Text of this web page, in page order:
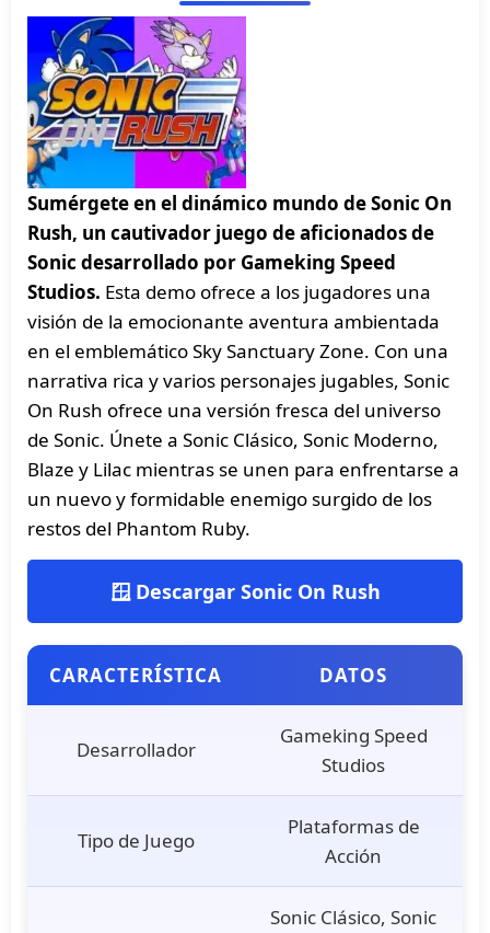
Sumérgete en el dinámico mundo de Sonic On
Rush, un cautivador juego de aficionados de
Sonic desarrollado por Gameking Speed
Studios. Esta demo ofrece a los jugadores una
visión de la emocionante aventura ambientada
en el emblemático Sky Sanctuary Zone. Con una
narrativa rica y varios personajes jugables, Sonic
On Rush ofrece una versión fresca del universo
de Sonic. Únete a Sonic Clásico, Sonic Moderno,
Blaze y Lilac mientras se unen para enfrentarse a
un nuevo y formidable enemigo surgido de los
restos del Phantom Ruby.
🪟 Descargar Sonic On Rush
CARACTERÍSTICA DATOS
Desarrollador
Gameking Speed
Studios
Tipo de Juego
Plataformas de
Acción
Sonic Clásico, Sonic